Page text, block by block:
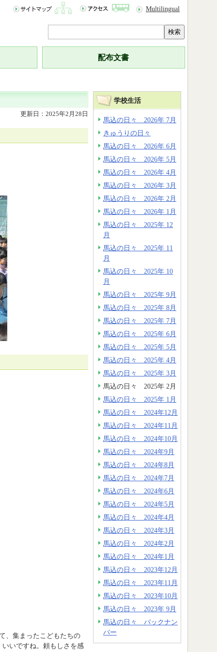
Multilingual
検索
配布文書
更新日：2025年2月28日
、集まったこどもたちの
いですね。頼もしさを感
学校生活
馬込の日々 2026年 7月
きゅうりの日々
馬込の日々 2026年 6月
馬込の日々 2026年 5月
馬込の日々 2026年 4月
馬込の日々 2026年 3月
馬込の日々 2026年 2月
馬込の日々 2026年 1月
馬込の日々 2025年 12
月
馬込の日々 2025年 11
月
馬込の日々 2025年 10
月
馬込の日々 2025年 9月
馬込の日々 2025年 8月
馬込の日々 2025年 7月
馬込の日々 2025年 6月
馬込の日々 2025年 5月
馬込の日々 2025年 4月
馬込の日々 2025年 3月
馬込の日々 2025年 2月
馬込の日々 2025年 1月
馬込の日々 2024年12月
馬込の日々 2024年11月
馬込の日々 2024年10月
馬込の日々 2024年9月
馬込の日々 2024年8月
馬込の日々 2024年7月
馬込の日々 2024年6月
馬込の日々 2024年5月
馬込の日々 2024年4月
馬込の日々 2024年3月
馬込の日々 2024年2月
馬込の日々 2024年1月
馬込の日々 2023年12月
馬込の日々 2023年11月
馬込の日々 2023年10月
馬込の日々 2023年 9月
馬込の日々 バックナン
バー